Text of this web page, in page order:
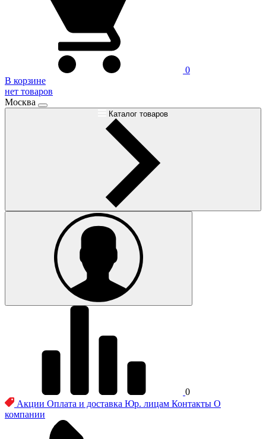
0
В корзине
нет товаров
Москва
Каталог товаров
0
Акции Оплата и доставка Юр. лицам Контакты О
компании